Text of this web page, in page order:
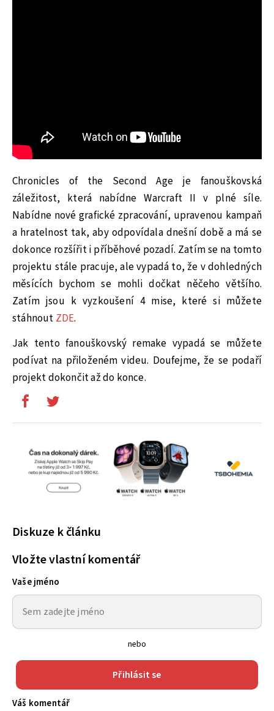
Chronicles of the Second Age je fanouškovská
záležitost, která nabídne Warcraft II v plné síle.
Nabídne nové grafické zpracování, upravenou kampaň
a hratelnost tak, aby odpovídala dnešní době a má se
dokonce rozšířit i příběhové pozadí. Zatím se na tomto
projektu stále pracuje, ale vypadá to, že v dohledných
měsících bychom se mohli dočkat něčeho většího.
Zatím jsou k vyzkoušení 4 mise, které si můžete
stáhnout ZDE.
Jak tento fanouškovský remake vypadá se můžete
podívat na přiloženém videu. Doufejme, že se podaří
projekt dokončit až do konce.
Diskuze k článku
Vložte vlastní komentář
Vaše jméno
nebo
Přihlásit se
Váš komentář